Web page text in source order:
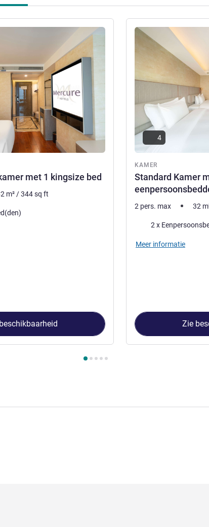
met 1 kingsize bed
m² /344sq ft
KAMER
Standard Kamer
Meer informatie
4
2 pers. max 32
Beddengoed
2 x
Meer informatie
Zie